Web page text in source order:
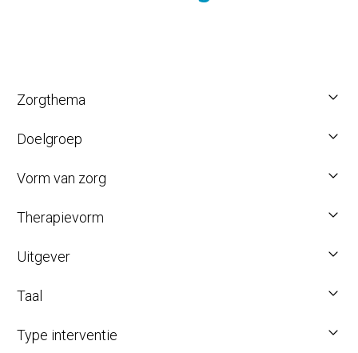
Zorgthema
Doelgroep
Vorm van zorg
Therapievorm
Uitgever
Taal
Type interventie